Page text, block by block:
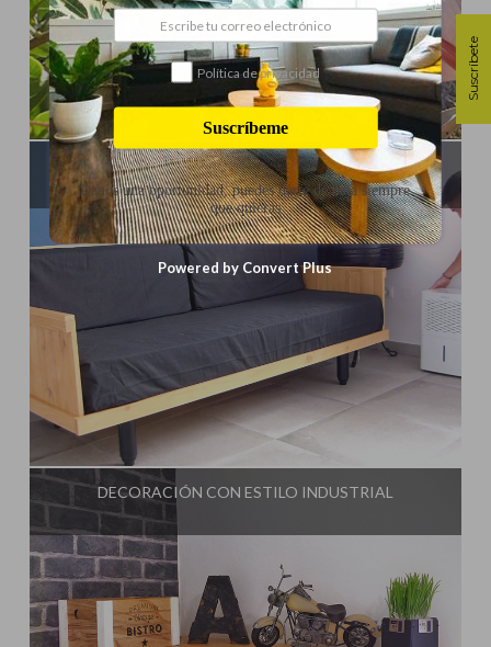
SOFÁ DE PALETS
Influencer: Idea Tu Mismo
DECORACIÓN CON ESTILO INDUSTRIAL
Suscríbete
Política de privacidad
Suscríbeme
Danos una oportunidad, puedes darte de baja siempre
que quieras
Powered by Convert Plus